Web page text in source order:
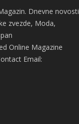
Dnevne novosti
zvezde, Moda,
Online Magazine
Email: